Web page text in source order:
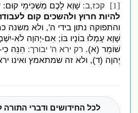
[1] קכז,ב:שָׁוְא לָכֶם מַשְׁכִּימֵי קוּם:
להיות חרוץ ולהשכים קום לעבודה
והתפוקה נתון בידי ה', ולא משנה
שָׁוְא עָמְלוּ בוֹנָיו בּוֹ ;אִם-יְהוָה לֹא-
שׁוֹמֵר (א).רק ירא ה' יבורך:הִנֵּה כִי-
יְהוָה (ד), ולא זה שמתאמץ ואינו ירא
לכל החידושים ודברי התורה ל